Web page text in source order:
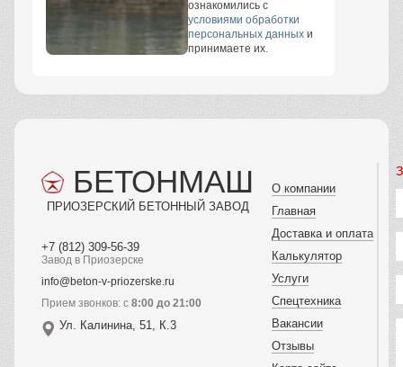
ознакомились с
условиями обработки
персональных данных и
принимаете их.
БЕТОНМАШ
ПРИОЗЕРСКИЙ БЕТОННЫЙ ЗАВОД
+7 (812) 309-56-39
Завод в Приозерске
info@beton-v-priozerske.ru
Прием звонков: с 8:00 до 21:00
Ул. Калинина, 51, К.3
О компании
Главная
Доставка и оплата
Калькулятор
Услуги
Спецтехника
Вакансии
Отзывы